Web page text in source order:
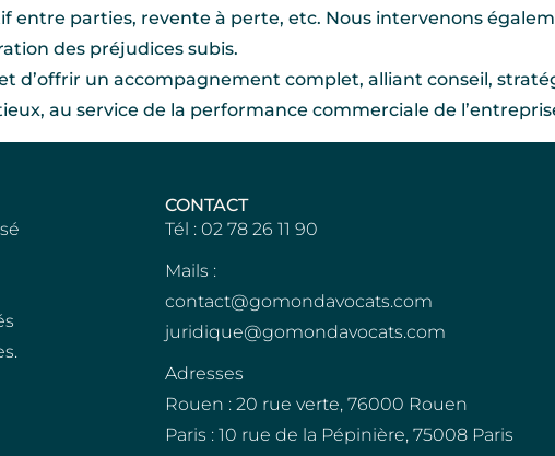
entre parties, revente à perte, etc. Nous intervenons
des préjudices subis.
d’offrir un accompagnement complet, alliant conseil,
au service de la performance commerciale de
CONTACT
Tél : 02 78 26 11 90
Mails :
contact@gomondavocats.com
juridique@gomondavocats.com
Adresses
Rouen : 20 rue verte, 76000 Rouen
Paris : 10 rue de la Pépinière, 75008 Paris